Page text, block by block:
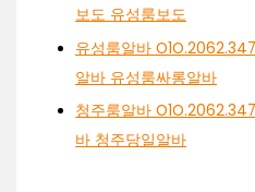
보도 유성룸보도
유성룸알바
알바 유성룸싸롱알바
청주룸알바
바 청주당일알바